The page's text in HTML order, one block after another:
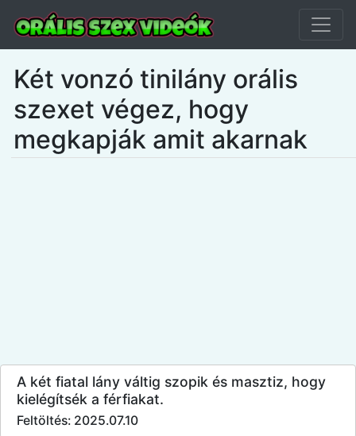
Két vonzó tinilány orális
szexet végez, hogy
megkapják amit akarnak
A két fiatal lány váltig szopik és masztiz, hogy
kielégítsék a férfiakat.
Feltöltés: 2025.07.10